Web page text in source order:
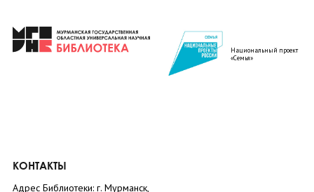
Национальный проект
«Семья»
КОНТАКТЫ
Адрес Библиотеки: г. Мурманск,